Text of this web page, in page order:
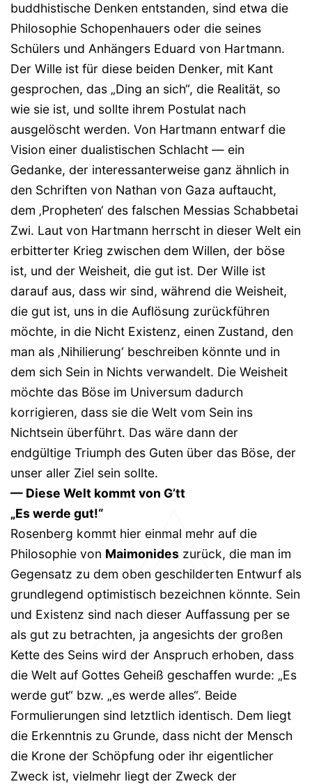
buddhistische Denken entstanden, sind etwa die
Philosophie Schopenhauers oder die seines
Schülers und Anhängers Eduard von Hartmann.
Der Wille ist für diese beiden Denker, mit Kant
gesprochen, das „Ding an sich“, die Realität, so
wie sie ist, und sollte ihrem Postulat nach
ausgelöscht werden. Von Hartmann entwarf die
Vision einer dualistischen Schlacht — ein
Gedanke, der interessanterweise ganz ähnlich in
den Schriften von Nathan von Gaza auftaucht,
dem ‚Propheten‘ des falschen Messias Schabbetai
Zwi. Laut von Hartmann herrscht in dieser Welt ein
erbitterter Krieg zwischen dem Willen, der böse
ist, und der Weisheit, die gut ist. Der Wille ist
darauf aus, dass wir sind, während die Weisheit,
die gut ist, uns in die Auflösung zurückführen
möchte, in die Nicht Existenz, einen Zustand, den
man als ‚Nihilierung‘ beschreiben könnte und in
dem sich Sein in Nichts verwandelt. Die Weisheit
möchte das Böse im Universum dadurch
korrigieren, dass sie die Welt vom Sein ins
Nichtsein überführt. Das wäre dann der
endgültige Triumph des Guten über das Böse, der
unser aller Ziel sein sollte.
— Diese Welt kommt von G’tt
„Es werde gut!“
Rosenberg kommt hier einmal mehr auf die
Philosophie von Maimonides zurück, die man im
Gegensatz zu dem oben geschilderten Entwurf als
grundlegend optimistisch bezeichnen könnte. Sein
und Existenz sind nach dieser Auffassung per se
als gut zu betrachten, ja angesichts der großen
Kette des Seins wird der Anspruch erhoben, dass
die Welt auf Gottes Geheiß geschaffen wurde: „Es
werde gut“ bzw. „es werde alles“. Beide
Formulierungen sind letztlich identisch. Dem liegt
die Erkenntnis zu Grunde, dass nicht der Mensch
die Krone der Schöpfung oder ihr eigentlicher
Zweck ist, vielmehr liegt der Zweck der